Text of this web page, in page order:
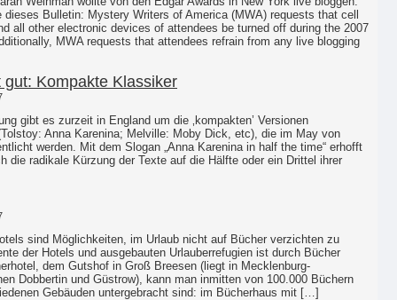
Bulletin: Mystery Writers of America (MWA) requests that cell
all other electronic devices of attendees be turned off during the 2007
MWA requests that attendees refrain from any live blogging
gut: Kompakte Klassiker
gibt es zurzeit in England um die ‚kompakten’ Versionen
Anna Karenina; Melville: Moby Dick, etc), die im May von
werden. Mit dem Slogan „Anna Karenina in half the time“ erhofft
die radikale Kürzung der Texte auf die Hälfte oder ein Drittel ihrer
sind Möglichkeiten, im Urlaub nicht auf Bücher verzichten zu
der Hotels und ausgebauten Urlauberrefugien ist durch Bücher
dem Gutshof in Groß Breesen (liegt in Mecklenburg-
Dobbertin und Güstrow), kann man inmitten von 100.000 Büchern
Gebäuden untergebracht sind: im Bücherhaus mit […]